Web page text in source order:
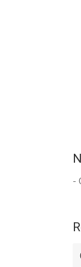
--
-